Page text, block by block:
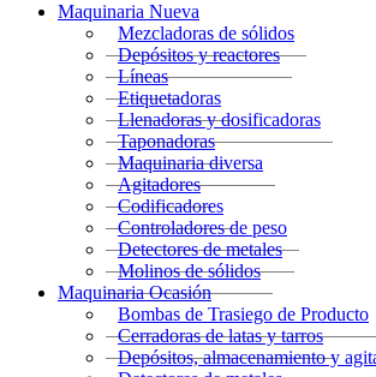
Maquinaria Nueva
Mezcladoras de sólidos
Depósitos y reactores
Líneas
Etiquetadoras
Llenadoras y dosificadoras
Taponadoras
Maquinaria diversa
Agitadores
Codificadores
Controladores de peso
Detectores de metales
Molinos de sólidos
Maquinaria Ocasión
Bombas de Trasiego de Producto
Cerradoras de latas y tarros
Depósitos, almacenamiento y